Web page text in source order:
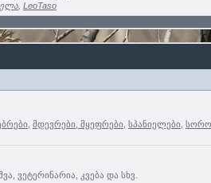
, LeoTaso
მდევრები, მყეფრები სპანიელები
ვეტერინარია, კვება და სხვ.